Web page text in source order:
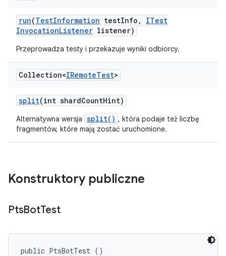
run(TestInformation testInfo ,
ITest
InvocationListener listener)
Przeprowadza testy i przekazuje wyniki odbiorcy.
Collection<IRemoteTest>
split(int shardCountHint)
Alternatywna wersja split() , która podaje też liczbę
fragmentów, które mają zostać uruchomione.
Konstruktory publiczne
PtsBotTest
public PtsBotTest ()